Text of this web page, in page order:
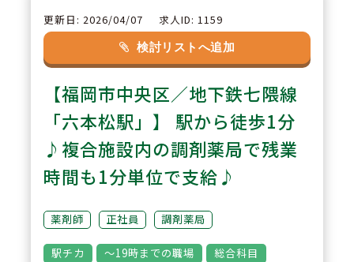
POINT 2
【店舗は福岡市内のみ！】中央
区・早良区・博多区に9店舗を展
開。地域の患者様にご安心して来
局いただけるように、店舗異動は
あまり行わない方針での経営をさ
れていらっしゃいます。
POINT3
【こども薬局の開店も！】地域イ
更新日: 2026/04/07 求人ID: 1159
検討リストへ追加
【福岡市中央区／地下鉄七隈線
「六本松駅」】 駅から徒歩1分
♪複合施設内の調剤薬局で残業
時間も1分単位で支給♪
薬剤師 正社員 調剤薬局
駅チカ ～19時までの職場 総合科目